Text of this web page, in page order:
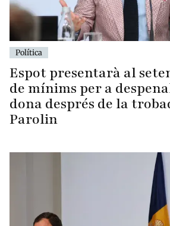
Política
Espot presentarà al
de mínims per a
dona després de la
Parolin